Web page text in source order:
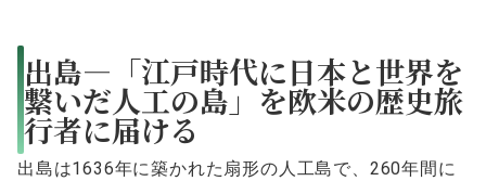
出島—「江戸時代に日本と世界を
繋いだ人工の島」を欧米の歴史旅
行者に届ける
出島は1636年に築かれた扇形の人工島で、260年間に